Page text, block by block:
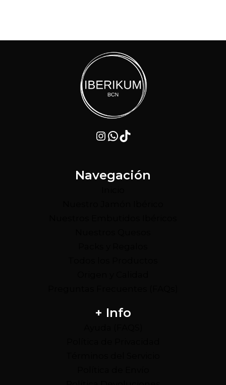
InstagramWhatsApp TikTok
Navegación
+ Info